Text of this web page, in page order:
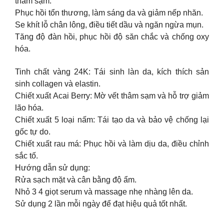
Phục hồi tổn thương, làm sáng da và giảm nếp nhăn.
Se khít lỗ chân lông, điều tiết dầu và ngăn ngừa mụn.
Tăng độ đàn hồi, phục hồi độ săn chắc và chống oxy
hóa.
Tinh chất vàng 24K: Tái sinh làn da, kích thích sản
sinh collagen và elastin.
Chiết xuất Acai Berry: Mờ vết thâm sạm và hỗ trợ giảm
lão hóa.
Chiết xuất 5 loại nấm: Tái tạo da và bảo vệ chống lại
gốc tự do.
Chiết xuất rau má: Phục hồi và làm dịu da, điều chỉnh
sắc tố.
Hướng dẫn sử dụng:
Rửa sạch mặt và cân bằng độ ẩm.
Nhỏ 3 4 giọt serum và massage nhẹ nhàng lên da.
Sử dụng 2 lần mỗi ngày để đạt hiệu quả tốt nhất.